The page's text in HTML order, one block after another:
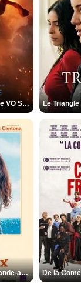
L'Odyssée Bande-annonce VO STFR Le
Les Matins merveilleux Bande-annonce VF